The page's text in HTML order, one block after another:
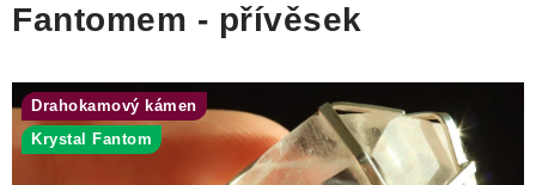
ÚČINKY
Fantomem - přívěsek
Drahokamový kámen
Krystal Fantom